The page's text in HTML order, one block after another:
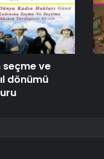
seçme ve
dönümü